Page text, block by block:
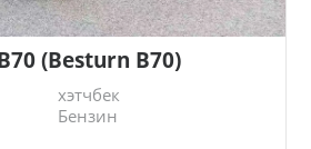
(Besturn B70)
хэтчбек
Бензин